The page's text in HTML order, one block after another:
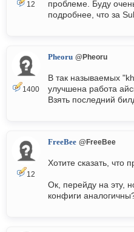
12
проблеме. Буду
подробнее, что за
1400
Pheoru @Pheoru
В так называемых
улучшена работа
Взять последний
12
FreeBee @FreeBee
Хотите сказать, что
Ок, перейду на эту,
конфиги